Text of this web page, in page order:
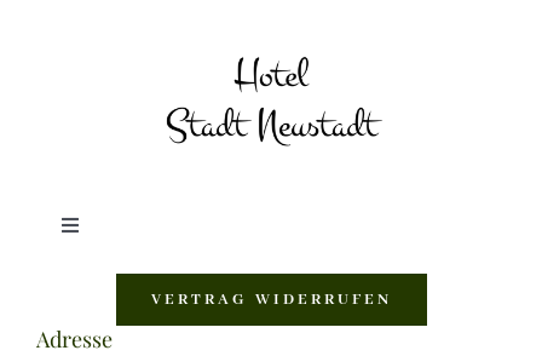
Toggle
VERTRAG WIDERRUFEN
Adresse